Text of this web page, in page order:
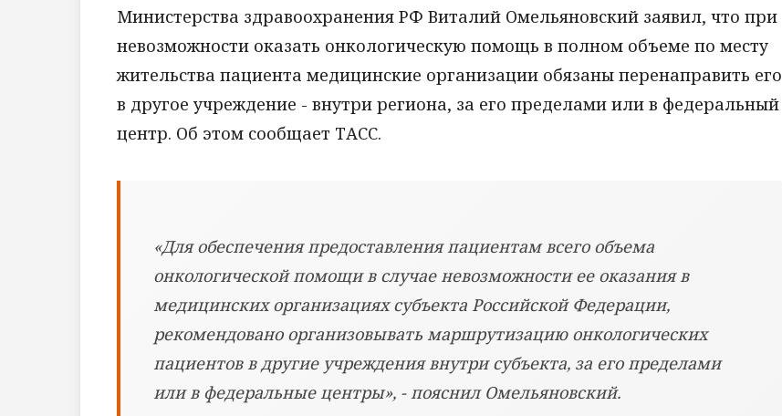
Министерства здравоохранения РФ Виталий Омельяновский заявил, что при
невозможности оказать онкологическую помощь в полном объеме по месту
жительства пациента медицинские организации обязаны перенаправить его
в другое учреждение - внутри региона, за его пределами или в федеральный
центр. Об этом сообщает ТАСС.
«Для обеспечения предоставления пациентам всего объема
онкологической помощи в случае невозможности ее оказания в
медицинских организациях субъекта Российской Федерации,
рекомендовано организовывать маршрутизацию онкологических
пациентов в другие учреждения внутри субъекта, за его пределами
или в федеральные центры», - пояснил Омельяновский.